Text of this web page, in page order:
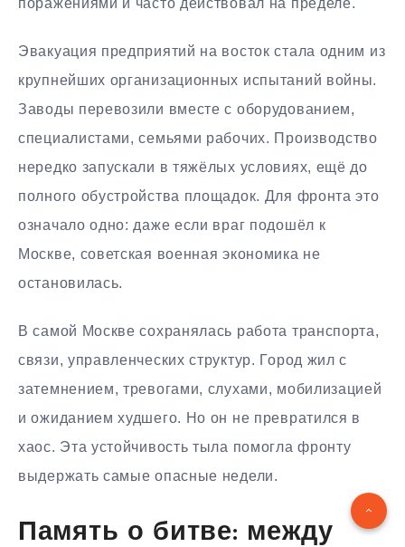
поражениями и часто действовал на пределе.
Эвакуация предприятий на восток стала одним из
крупнейших организационных испытаний войны.
Заводы перевозили вместе с оборудованием,
специалистами, семьями рабочих. Производство
нередко запускали в тяжёлых условиях, ещё до
полного обустройства площадок. Для фронта это
означало одно: даже если враг подошёл к
Москве, советская военная экономика не
остановилась.
В самой Москве сохранялась работа транспорта,
связи, управленческих структур. Город жил с
затемнением, тревогами, слухами, мобилизацией
и ожиданием худшего. Но он не превратился в
хаос. Эта устойчивость тыла помогла фронту
выдержать самые опасные недели.
Память о битве: между